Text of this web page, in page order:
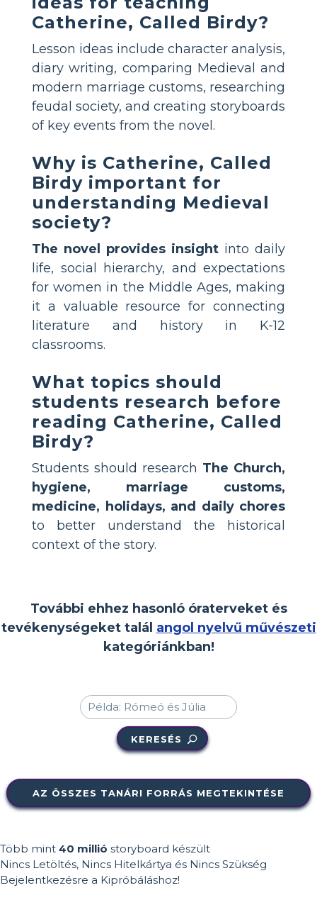
Catherine, Called Birdy?
Lesson ideas include character analysis,
diary writing, comparing Medieval and
modern marriage customs, researching
feudal society, and creating storyboards
of key events from the novel.
Why is Catherine, Called
Birdy important for
understanding Medieval
society?
The novel provides insight into daily
life, social hierarchy, and expectations
for women in the Middle Ages, making
it a valuable resource for connecting
literature and history in K-12
classrooms.
What topics should
students research before
reading Catherine, Called
Birdy?
Students should research The Church,
hygiene, marriage customs,
medicine, holidays, and daily chores
to better understand the historical
context of the story.
További ehhez hasonló óraterveket és
tevékenységeket talál angol nyelvű művészeti
kategóriánkban!
KERESÉS
AZ ÖSSZES TANÁRI FORRÁS MEGTEKINTÉSE
Több mint 40 millió storyboard készült
Nincs Letöltés, Nincs Hitelkártya és Nincs Szükség
Bejelentkezésre a Kipróbáláshoz!